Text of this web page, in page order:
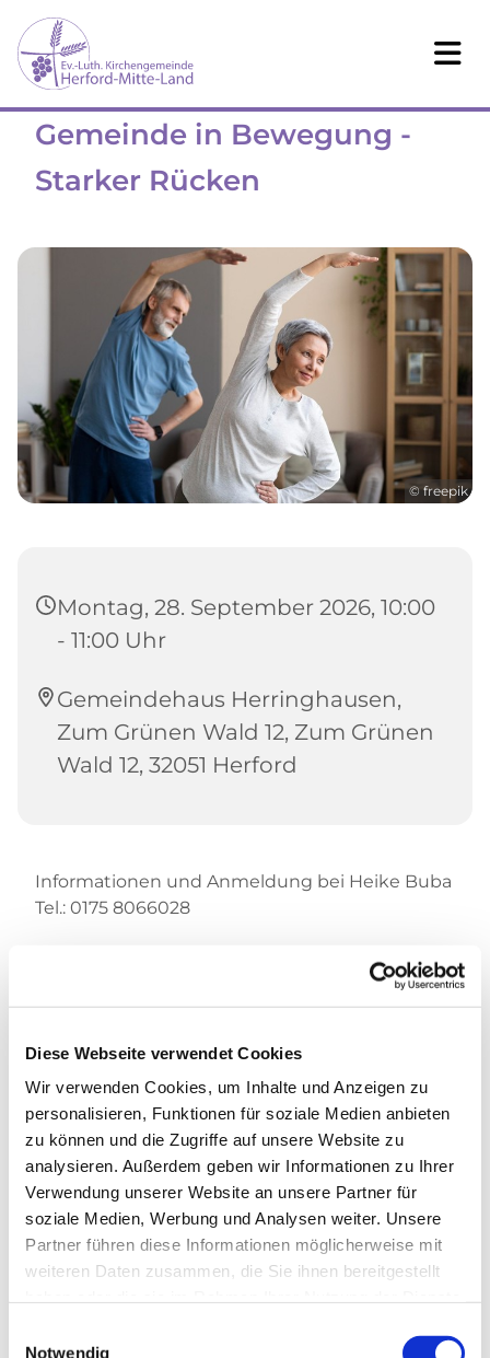
Diese Webseite verwendet Cookies
Wir verwenden Cookies, um Inhalte und Anzeigen zu
personalisieren, Funktionen für soziale Medien anbieten
zu können und die Zugriffe auf unsere Website zu
analysieren. Außerdem geben wir Informationen zu Ihrer
Verwendung unserer Website an unsere Partner für
soziale Medien, Werbung und Analysen weiter. Unsere
Partner führen diese Informationen möglicherweise mit
weiteren Daten zusammen, die Sie ihnen bereitgestellt
Notwendig
Gemeinde in Bewegung -
Starker Rücken
© freepik
Montag, 28. September 2026, 10:00
- 11:00 Uhr
Gemeindehaus Herringhausen,
Zum Grünen Wald 12, Zum Grünen
Wald 12, 32051 Herford
Informationen und Anmeldung bei Heike Buba
Tel.: 0175 8066028